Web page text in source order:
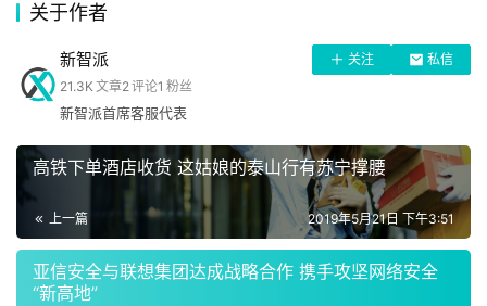
科
机
家
电
关于作者
新智派 关注
私信
21.3K 文章2评论1 粉丝
新智派首席客服代表
高铁下单酒店收货 这姑娘的泰山行有苏宁撑腰
上一篇 2019年5月21日 下午3:51
亚信安全与联想集团达成战略合作 携手攻坚网络安全
“新高地”